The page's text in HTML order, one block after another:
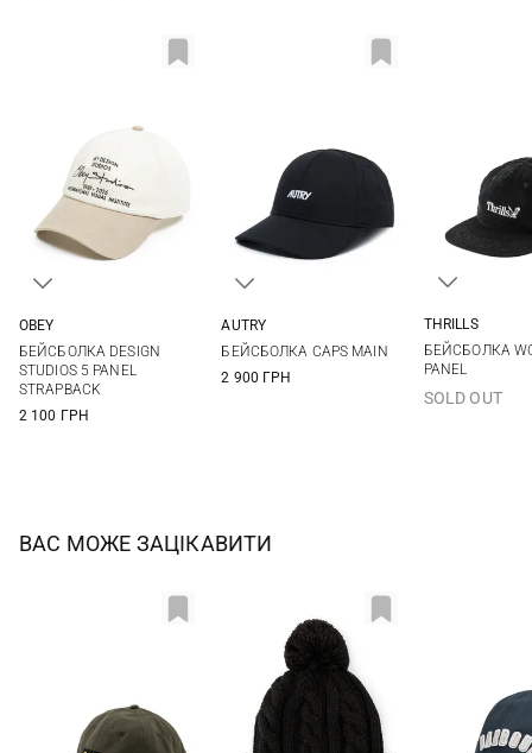
OBEY
БЕЙСБОЛКА DESIGN
STUDIOS 5 PANEL
STRAPBACK
2 100 ГРН
AUTRY
БЕЙСБОЛКА CAPS MAIN
2 900 ГРН
THRILLS
БЕЙСБОЛКА
PANEL
SOLD OUT
ВАС МОЖЕ ЗАЦІКАВИТИ